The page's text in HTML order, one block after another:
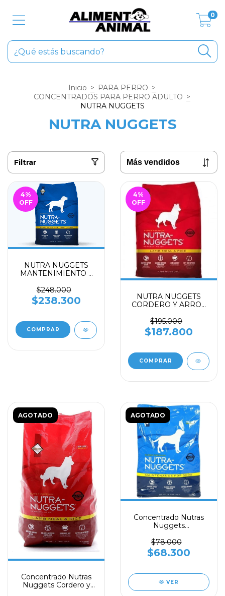
0
Inicio > PARA PERRO >
CONCENTRADOS PARA PERRO ADULTO >
NUTRA NUGGETS
NUTRA NUGGETS
Filtrar
4%
OFF
NUTRA NUGGETS
MANTENIMIENTO X
$248.000
$238.300
4%
OFF
NUTRA NUGGETS
CORDERO Y ARROZ
$195.000
$187.800
AGOTADO
Concentrado Nutras
Nuggets Cordero y
AGOTADO
Concentrado Nutras
Nuggets
kilos
$78.000
$68.300
VER